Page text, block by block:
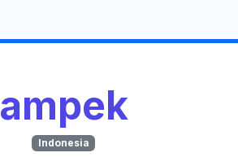
ampek
Indonesia